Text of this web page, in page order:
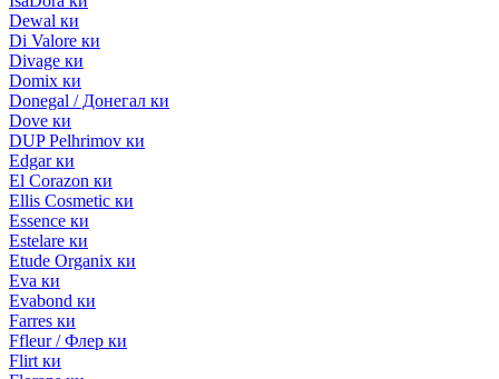
Dewal ки
Di Valore ки
Divage ки
Domix ки
Donegal / Донегал ки
Dove ки
DUP Pelhrimov ки
Edgar ки
El Corazon ки
Ellis Cosmetic ки
Essence ки
Estelare ки
Etude Organix ки
Eva ки
Evabond ки
Farres ки
Ffleur / Флер ки
Flirt ки